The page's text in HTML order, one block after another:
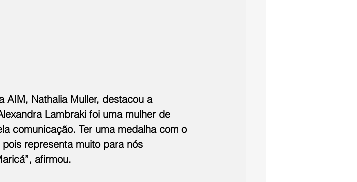
AIM, Nathalia Muller, destacou a
Lambraki foi uma mulher de
comunicação. Ter uma medalha com o
representa muito para nós
afirmou.